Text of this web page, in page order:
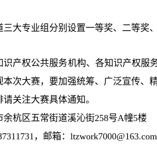
大专业组分别设置一等奖、二等奖
识产权公共服务机构、各知识产权服
次大赛，要加强统筹、广泛宣传、
关注大赛具体通知。
余杭区五常街道溪沁街258号A幢5楼
，邮箱： ltzwork7000@163.com